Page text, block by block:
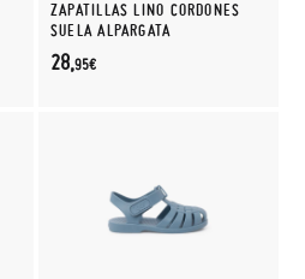
ZAPATILLAS LINO CORDONES
SUELA ALPARGATA
28,95€